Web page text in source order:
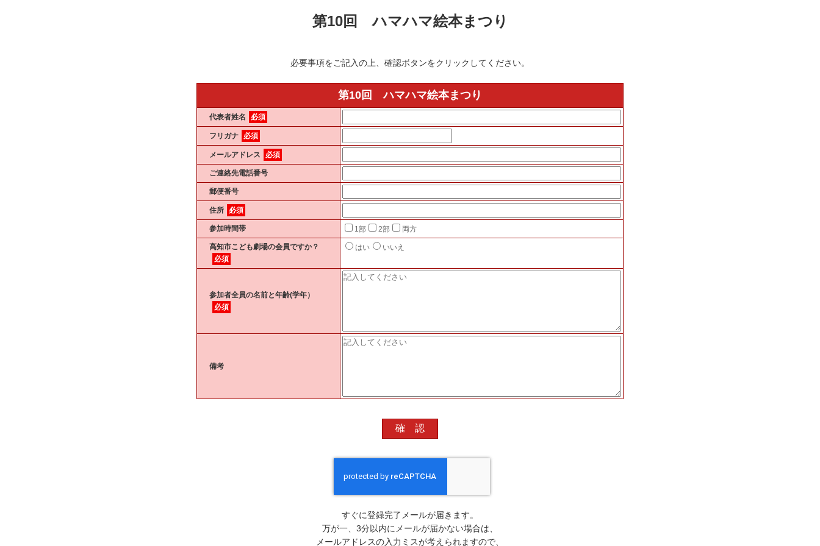
第10回 ハマハマ絵本まつり
必要事項をご記入の上、確認ボタンをクリックしてください。
第10回 ハマハマ絵本まつり
代表者姓名 必須
フリガナ 必須
メールアドレス 必須
ご連絡先電話番号
郵便番号
住所 必須
参加時間帯 1部 2部 両方
高知市こども劇場の会員ですか？
必須
はい いいえ
参加者全員の名前と年齢(学年）
必須
備考
すぐに登録完了メールが届きます。
万が一、3分以内にメールが届かない場合は、
メールアドレスの入力ミスが考えられますので、